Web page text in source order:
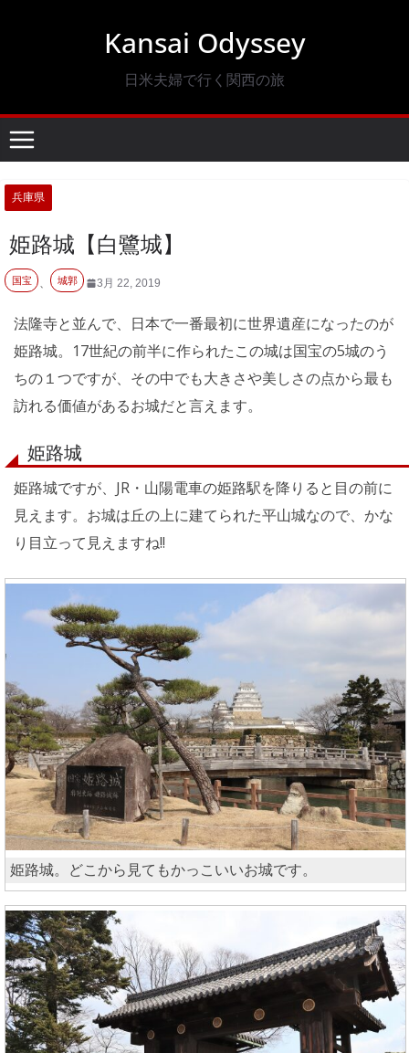
ツ
へ
ス
キ
ッ
プ
Kansai Odyssey
日米夫婦で行く関西の旅
兵庫県
姫路城【白鷺城】
3月 22, 2019
国宝 、 城郭
法隆寺と並んで、日本で一番最初に世界遺産になったのが
姫路城。17世紀の前半に作られたこの城は国宝の5城のう
ちの１つですが、その中でも大きさや美しさの点から最も
訪れる価値があるお城だと言えます。
姫路城
姫路城ですが、JR・山陽電車の姫路駅を降りると目の前に
見えます。お城は丘の上に建てられた平山城なので、かな
り目立って見えますね!!
姫路城。どこから見てもかっこいいお城です。